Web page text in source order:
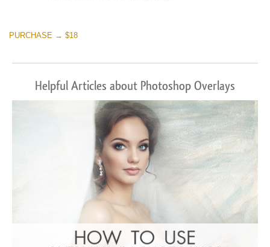
PURCHASE → $18
Helpful Articles about Photoshop Overlays